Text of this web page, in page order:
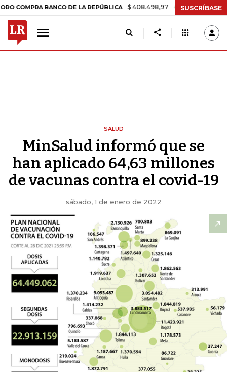
BANCO DE LA REPÚBLICA $ 408.498,97 +$ 8.753,81 +2,19%
SUSCRÍBASE
SALUD
MinSalud informó que se
han aplicado 64,63 millones
de vacunas contra el covid-19
sábado, 1 de enero de 2022